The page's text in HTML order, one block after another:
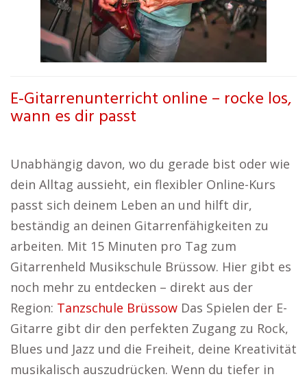
E-Gitarrenunterricht online – rocke los,
wann es dir passt
Unabhängig davon, wo du gerade bist oder wie
dein Alltag aussieht, ein flexibler Online-Kurs
passt sich deinem Leben an und hilft dir,
beständig an deinen Gitarrenfähigkeiten zu
arbeiten. Mit 15 Minuten pro Tag zum
Gitarrenheld Musikschule Brüssow. Hier gibt es
noch mehr zu entdecken – direkt aus der
Region: Tanzschule Brüssow Das Spielen der E-
Gitarre gibt dir den perfekten Zugang zu Rock,
Blues und Jazz und die Freiheit, deine Kreativität
musikalisch auszudrücken. Wenn du tiefer in